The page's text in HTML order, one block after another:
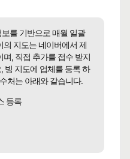
를 기반으로 매월 일괄
지도는 네이버에서 제
, 직접 추가를 접수 받지
빙 지도에 업체를 등록 하
처는 아래와 같습니다.
등록